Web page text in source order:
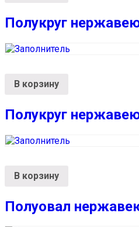
Полукруг
В корзину
Полукруг
В корзину
Полуовал